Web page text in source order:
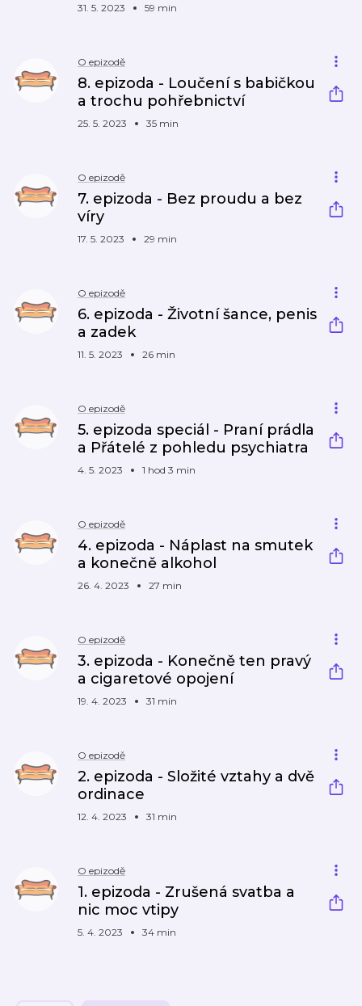
31. 5. 2023 59 min
O epizodě
8. epizoda - Loučení s babičkou
a trochu pohřebnictví
25. 5. 2023 35 min
O epizodě
7. epizoda - Bez proudu a bez
víry
17. 5. 2023 29 min
O epizodě
6. epizoda - Životní šance, penis
a zadek
11. 5. 2023 26 min
O epizodě
5. epizoda speciál - Praní prádla
a Přátelé z pohledu psychiatra
4. 5. 2023 1 hod 3 min
O epizodě
4. epizoda - Náplast na smutek
a konečně alkohol
26. 4. 2023 27 min
O epizodě
3. epizoda - Konečně ten pravý
a cigaretové opojení
19. 4. 2023 31 min
O epizodě
2. epizoda - Složité vztahy a dvě
ordinace
12. 4. 2023 31 min
O epizodě
1. epizoda - Zrušená svatba a
nic moc vtipy
5. 4. 2023 34 min